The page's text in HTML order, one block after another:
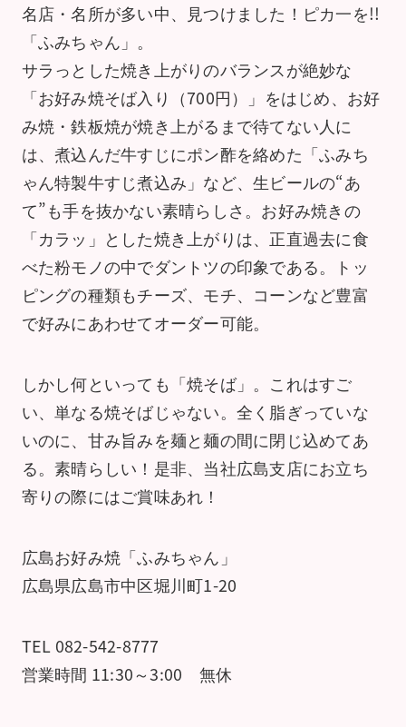
名店・名所が多い中、見つけました！ピカ一を!!
「ふみちゃん」。
サラっとした焼き上がりのバランスが絶妙な
「お好み焼そば入り（700円）」をはじめ、お好
み焼・鉄板焼が焼き上がるまで待てない人に
は、煮込んだ牛すじにポン酢を絡めた「ふみち
ゃん特製牛すじ煮込み」など、生ビールの“あ
て”も手を抜かない素晴らしさ。お好み焼きの
「カラッ」とした焼き上がりは、正直過去に食
べた粉モノの中でダントツの印象である。トッ
ピングの種類もチーズ、モチ、コーンなど豊富
で好みにあわせてオーダー可能。
しかし何といっても「焼そば」。これはすご
い、単なる焼そばじゃない。全く脂ぎっていな
いのに、甘み旨みを麺と麺の間に閉じ込めてあ
る。素晴らしい！是非、当社広島支店にお立ち
寄りの際にはご賞味あれ！
広島お好み焼「ふみちゃん」
広島県広島市中区堀川町1-20
TEL 082-542-8777
営業時間 11:30～3:00 無休